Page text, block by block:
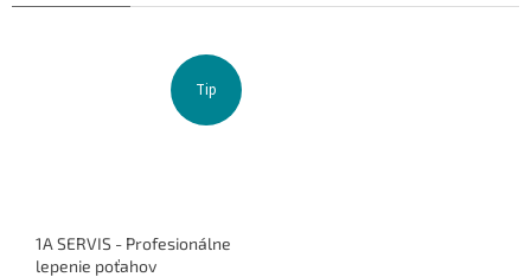
Tip
1A SERVIS - Profesionálne
lepenie poťahov